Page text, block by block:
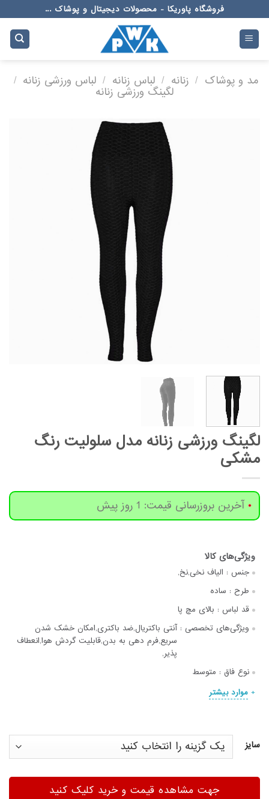
to
content
فروشگاه پاوریکا - محصولات دیجیتال و پوشاک ...
مد و پوشاک / زنانه / لباس زنانه / لباس ورزشی زنانه /
لگینگ ورزشی زنانه
لگینگ ورزشی زنانه مدل سلولیت رنگ
مشکی
آخرین بروزرسانی قیمت: 1 روز پیش
جنس : الیاف نخی,نخ,
طرح : ساده
قد لباس : بالای مچ پا
ویژگی‌های تخصصی : آنتی باکتریال,ضد باکتری,امکان خشک شدن
سریع,فرم دهی به بدن,قابلیت گردش هوا,انعطاف
پذیر,
نوع فاق : متوسط
موارد بیشتر
سایز
جهت مشاهده قیمت و خرید کلیک کنید